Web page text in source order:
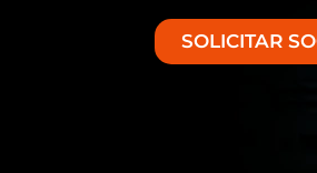
SOLICITAR